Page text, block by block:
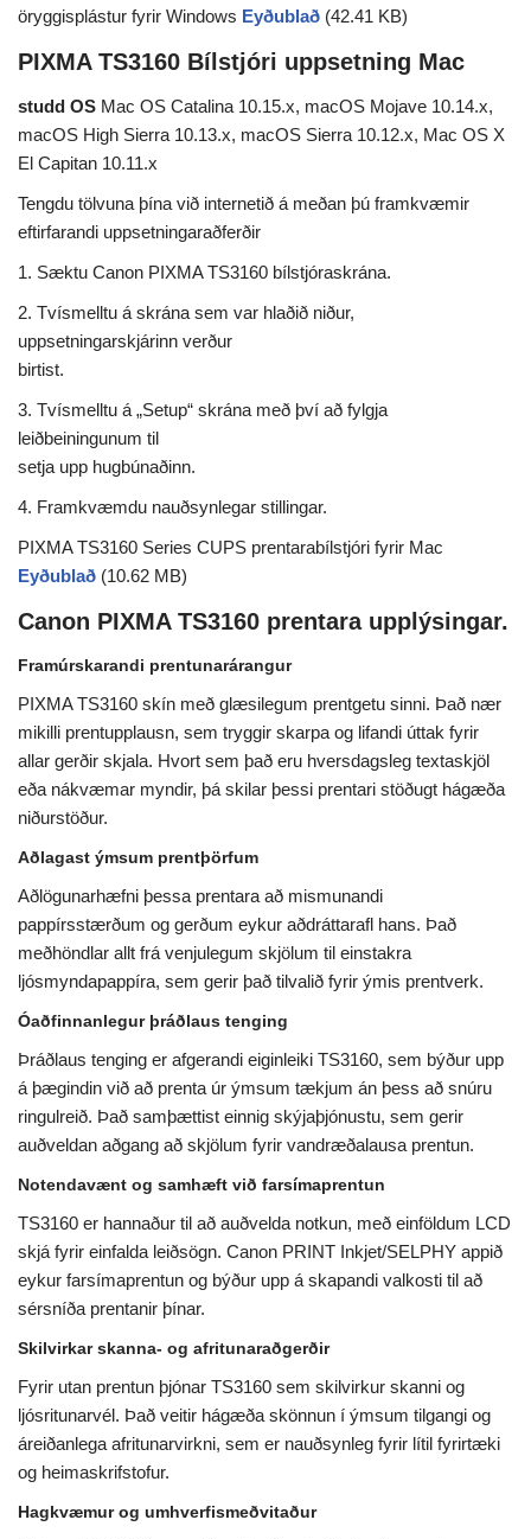
öryggisplástur fyrir Windows Eyðublað (42.41 KB)
PIXMA TS3160 Bílstjóri uppsetning Mac
studd OS Mac OS Catalina 10.15.x, macOS Mojave 10.14.x,
macOS High Sierra 10.13.x, macOS Sierra 10.12.x, Mac OS X
El Capitan 10.11.x
Tengdu tölvuna þína við internetið á meðan þú framkvæmir
eftirfarandi uppsetningaraðferðir
1. Sæktu Canon PIXMA TS3160 bílstjóraskrána.
2. Tvísmelltu á skrána sem var hlaðið niður,
uppsetningarskjárinn verður
birtist.
3. Tvísmelltu á „Setup“ skrána með því að fylgja
leiðbeiningunum til
setja upp hugbúnaðinn.
4. Framkvæmdu nauðsynlegar stillingar.
PIXMA TS3160 Series CUPS prentarabílstjóri fyrir Mac
Eyðublað (10.62 MB)
Canon PIXMA TS3160 prentara upplýsingar.
Framúrskarandi prentunarárangur
PIXMA TS3160 skín með glæsilegum prentgetu sinni. Það nær
mikilli prentupplausn, sem tryggir skarpa og lifandi úttak fyrir
allar gerðir skjala. Hvort sem það eru hversdagsleg textaskjöl
eða nákvæmar myndir, þá skilar þessi prentari stöðugt hágæða
niðurstöður.
Aðlagast ýmsum prentþörfum
Aðlögunarhæfni þessa prentara að mismunandi
pappírsstærðum og gerðum eykur aðdráttarafl hans. Það
meðhöndlar allt frá venjulegum skjölum til einstakra
ljósmyndapappíra, sem gerir það tilvalið fyrir ýmis prentverk.
Óaðfinnanlegur þráðlaus tenging
Þráðlaus tenging er afgerandi eiginleiki TS3160, sem býður upp
á þægindin við að prenta úr ýmsum tækjum án þess að snúru
ringulreið. Það samþættist einnig skýjaþjónustu, sem gerir
auðveldan aðgang að skjölum fyrir vandræðalausa prentun.
Notendavænt og samhæft við farsímaprentun
TS3160 er hannaður til að auðvelda notkun, með einföldum LCD
skjá fyrir einfalda leiðsögn. Canon PRINT Inkjet/SELPHY appið
eykur farsímaprentun og býður upp á skapandi valkosti til að
sérsníða prentanir þínar.
Skilvirkar skanna- og afritunaraðgerðir
Fyrir utan prentun þjónar TS3160 sem skilvirkur skanni og
ljósritunarvél. Það veitir hágæða skönnun í ýmsum tilgangi og
áreiðanlega afritunarvirkni, sem er nauðsynleg fyrir lítil fyrirtæki
og heimaskrifstofur.
Hagkvæmur og umhverfismeðvitaður